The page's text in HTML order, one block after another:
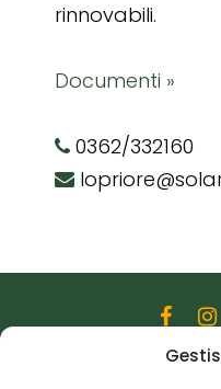
rinnovabili.
Documenti »
0362/332160